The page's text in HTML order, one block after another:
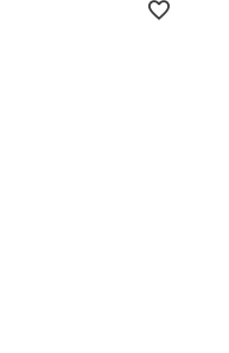
979税込